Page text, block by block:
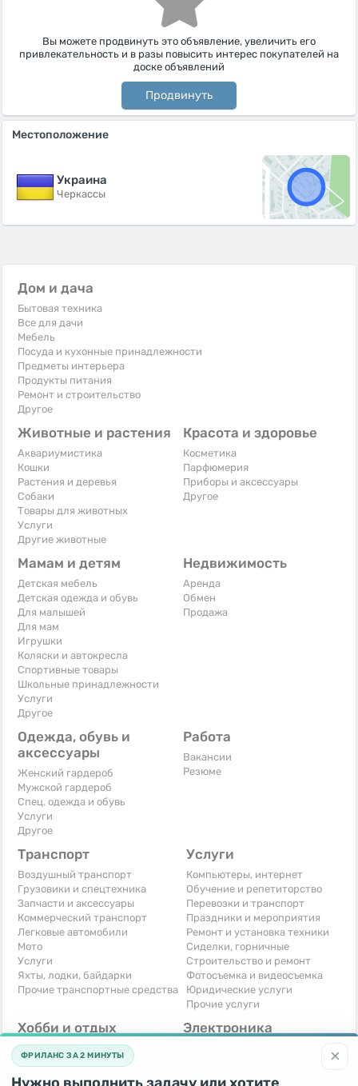
Вы можете продвинуть это объявление, увеличить его
привлекательность и в разы повысить интерес покупателей на
доске объявлений
Продвинуть
Местоположение
Украина
Черкассы
Дом и дача
Бытовая техника
Все для дачи
Мебель
Посуда и кухонные принадлежности
Предметы интерьера
Продукты питания
Ремонт и строительство
Другое
Животные и растения
Аквариумистика
Кошки
Растения и деревья
Собаки
Товары для животных
Услуги
Другие животные
Красота и здоровье
Косметика
Парфюмерия
Приборы и аксессуары
Другое
Мамам и детям
Детская мебель
Детская одежда и обувь
Для малышей
Для мам
Игрушки
Коляски и автокресла
Спортивные товары
Школьные принадлежности
Услуги
Другое
Недвижимость
Аренда
Обмен
Продажа
Одежда, обувь и
аксессуары
Женский гардероб
Мужской гардероб
Спец. одежда и обувь
Услуги
Другое
Работа
Вакансии
Резюме
Транспорт
Воздушный транспорт
Грузовики и спецтехника
Запчасти и аксессуары
Коммерческий транспорт
Легковые автомобили
Мото
Услуги
Яхты, лодки, байдарки
Прочие транспортные средства
Услуги
Компьютеры, интернет
Обучение и репетиторство
Перевозки и транспорт
Праздники и мероприятия
Ремонт и установка техники
Сиделки, горничные
Строительство и ремонт
Фотосъемка и видеосъемка
Юридические услуги
Прочие услуги
Хобби и отдых
Книги и журналы
Музыкальные инструменты
Охота и рыбалка
Электроника
×
ФРИЛАНС ЗА 2 МИНУТЫ